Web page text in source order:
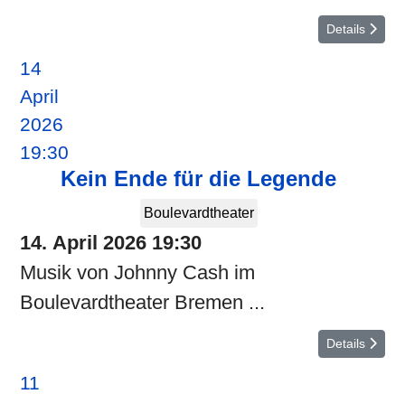
Details
14
April
2026
19:30
Kein Ende für die Legende
Boulevardtheater
14. April 2026 19:30
Musik von Johnny Cash im
Boulevardtheater Bremen ...
Details
11